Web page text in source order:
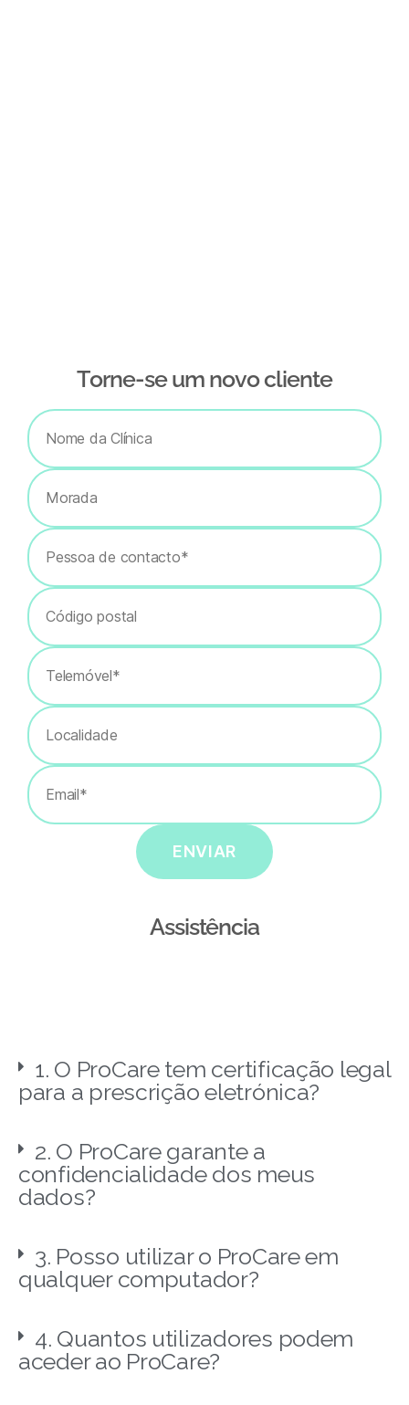
Тorne-se um novo cliente
ENVIAR
Assistência
1. O ProCare tem certificação legal
para a prescrição eletrónica?
2. O ProCare garante a
confidencialidade dos meus
dados?
3. Posso utilizar o ProCare em
qualquer computador?
4. Quantos utilizadores podem
aceder ao ProCare?